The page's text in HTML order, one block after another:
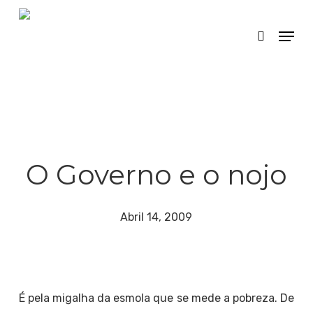
Skip
search
Menu
O Governo e o nojo
Abril 14, 2009
É pela migalha da esmola que se mede a pobreza. De